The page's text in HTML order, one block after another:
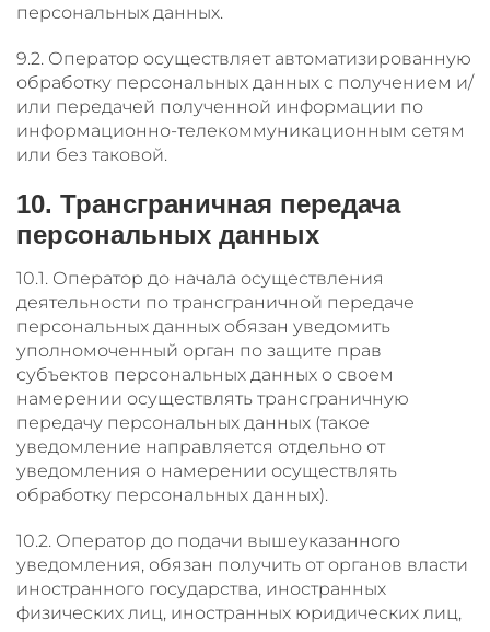
персональных данных.
9.2. Оператор осуществляет автоматизированную
обработку персональных данных с получением и/
или передачей полученной информации по
информационно-телекоммуникационным сетям
или без таковой.
10. Трансграничная передача
персональных данных
10.1. Оператор до начала осуществления
деятельности по трансграничной передаче
персональных данных обязан уведомить
уполномоченный орган по защите прав
субъектов персональных данных о своем
намерении осуществлять трансграничную
передачу персональных данных (такое
уведомление направляется отдельно от
уведомления о намерении осуществлять
обработку персональных данных).
10.2. Оператор до подачи вышеуказанного
уведомления, обязан получить от органов власти
иностранного государства, иностранных
физических лиц, иностранных юридических лиц,